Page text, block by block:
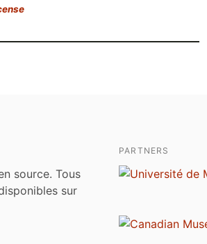
source. Tous
sur
PARTNERS